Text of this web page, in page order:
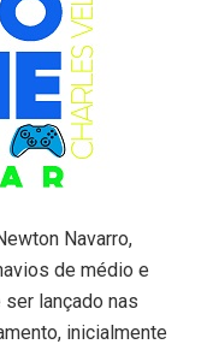
Navarro,
de médio e
lançado nas
inicialmente